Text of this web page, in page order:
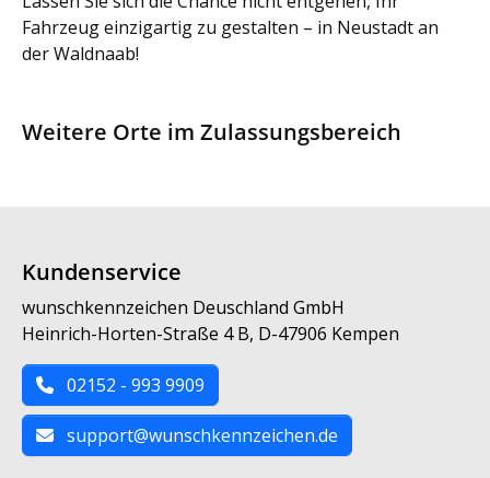
Fahrzeug einzigartig zu gestalten – in Neustadt an
der Waldnaab!
Weitere Orte im Zulassungsbereich
Kundenservice
wunschkennzeichen Deuschland GmbH
Heinrich-Horten-Straße 4 B, D-47906 Kempen
02152 - 993 9909
support@wunschkennzeichen.de